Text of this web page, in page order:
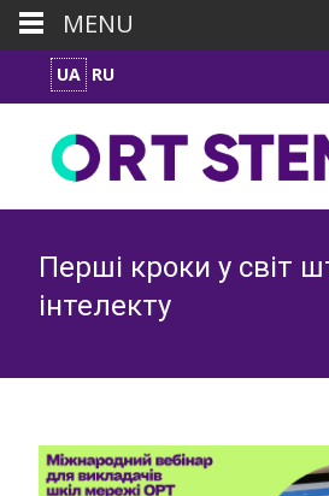
UA RU
Перші кроки у світ
інтелекту
MENU